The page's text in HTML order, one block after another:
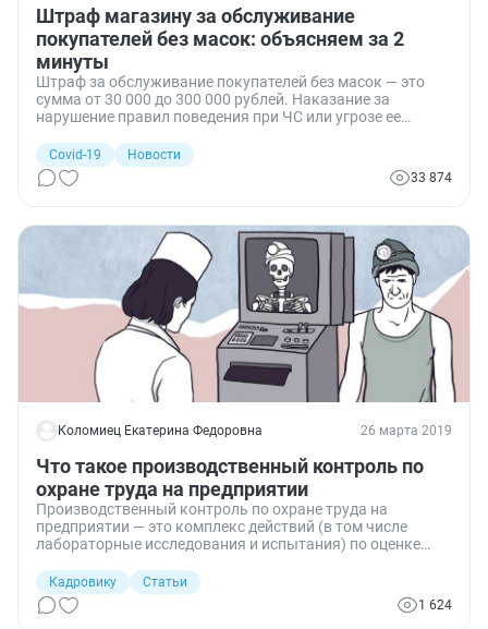
Штраф магазину за обслуживание
покупателей без масок: объясняем за 2
минуты
Штраф за обслуживание покупателей без масок — это
сумма от 30 000 до 300 000 рублей. Наказание за
нарушение правил поведения при ЧС или угрозе ее
2020 года.
Covid-19
Новости
33 874
Коломиец Екатерина Федоровна 26 марта 2019
Что такое производственный контроль по
охране труда на предприятии
Производственный контроль по охране труда на
предприятии — это комплекс действий (в том числе
лабораторные исследования и испытания) по оценке
санитарно-противоэпидемических (профилактических)
мероприятий.
Кадровику
Статьи
1 624